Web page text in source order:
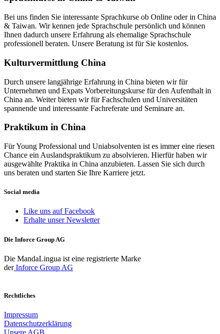
Bei uns finden Sie interessante Sprachkurse ob Online oder in China
& Taiwan. Wir kennen jede Sprachschule persönlich und können
Ihnen dadurch unsere Erfahrung als ehemalige Sprachschule
professionell beraten. Unsere Beratung ist für Sie kostenlos.
Kulturvermittlung China
Durch unsere langjährige Erfahrung in China bieten wir für
Unternehmen und Expats Vorbereitungskurse für den Aufenthalt in
China an. Weiter bieten wir für Fachschulen und Universitäten
spannende und interessante Fachreferate und Seminare an.
Praktikum in China
Für Young Professional und Uniabsolventen ist es immer eine riesen
Chance ein Auslandspraktikum zu absolvieren. Hierfür haben wir
ausgewählte Praktika in China anzubieten. Lassen Sie sich durch
uns beraten und starten Sie Ihre Karriere jetzt.
Social media
Like uns auf Facebook
Erhalte unser Newsletter
Die Inforce Group AG
Die MandaLingua ist eine registrierte Marke
derInforce Group AG
Rechtliches
Impressum
Datenschutzerklärung
Unsere AGB